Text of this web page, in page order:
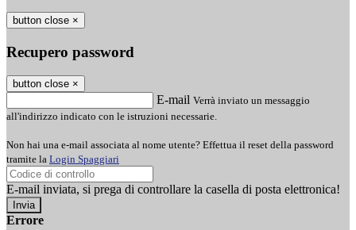
button close ×
Recupero password
button close ×
E-mail Verrà inviato un messaggio
all'indirizzo indicato con le istruzioni necessarie.
Non hai una e-mail associata al nome utente? Effettua il reset della password
tramite la Login Spaggiari
E-mail inviata, si prega di controllare la casella di posta elettronica!
Errore